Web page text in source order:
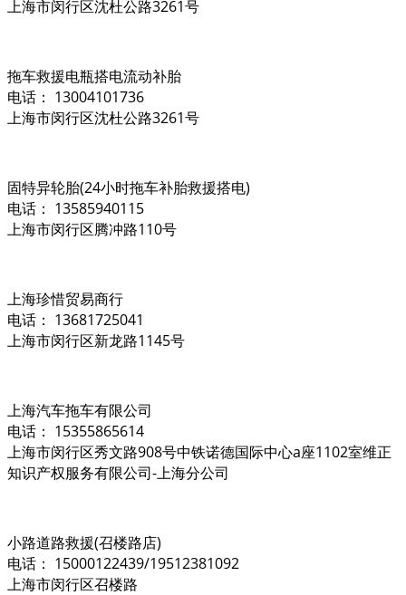
上海市闵行区沈杜公路3261号
拖车救援电瓶搭电流动补胎
电话： 13004101736
上海市闵行区沈杜公路3261号
固特异轮胎(24小时拖车补胎救援搭电)
电话： 13585940115
上海市闵行区腾冲路110号
上海珍惜贸易商行
电话： 13681725041
上海市闵行区新龙路1145号
上海汽车拖车有限公司
电话： 15355865614
上海市闵行区秀文路908号中铁诺德国际中心a座1102室维正
知识产权服务有限公司-上海分公司
小路道路救援(召楼路店)
电话： 15000122439/19512381092
上海市闵行区召楼路